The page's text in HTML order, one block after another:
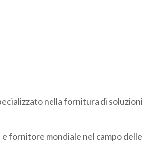
nella fornitura di soluzioni
e fornitore mondiale nel campo delle